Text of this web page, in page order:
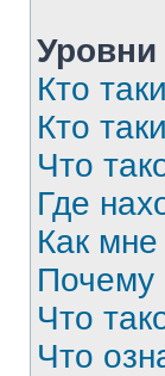
Уровни
Кто
Кто
Что
Где
Как
Почему
Что
Что